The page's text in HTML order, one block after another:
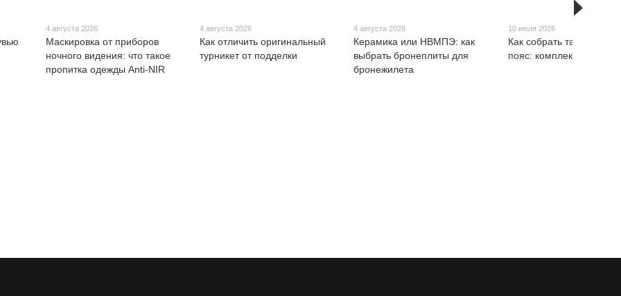
4 августа 2026
Маскировка от приборов
ночного видения: что такое
пропитка одежды Anti-NIR
4 августа 2026
Как отличить оригинальный
турникет от подделки
4 августа 2026
Керамика или НВМПЭ: как
выбрать бронеплиты для
бронежилета
10 июля 2026
Как собрать тактический
пояс: комплектация РПС